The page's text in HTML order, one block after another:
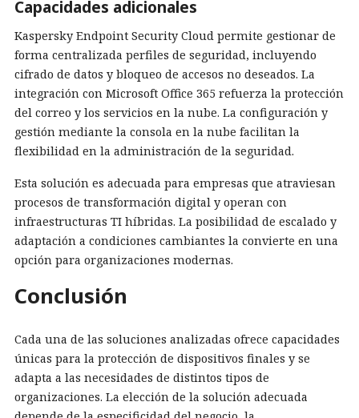
Capacidades adicionales
Kaspersky Endpoint Security Cloud permite gestionar de
forma centralizada perfiles de seguridad, incluyendo
cifrado de datos y bloqueo de accesos no deseados. La
integración con Microsoft Office 365 refuerza la protección
del correo y los servicios en la nube. La configuración y
gestión mediante la consola en la nube facilitan la
flexibilidad en la administración de la seguridad.
Esta solución es adecuada para empresas que atraviesan
procesos de transformación digital y operan con
infraestructuras TI híbridas. La posibilidad de escalado y
adaptación a condiciones cambiantes la convierte en una
opción para organizaciones modernas.
Conclusión
Cada una de las soluciones analizadas ofrece capacidades
únicas para la protección de dispositivos finales y se
adapta a las necesidades de distintos tipos de
organizaciones. La elección de la solución adecuada